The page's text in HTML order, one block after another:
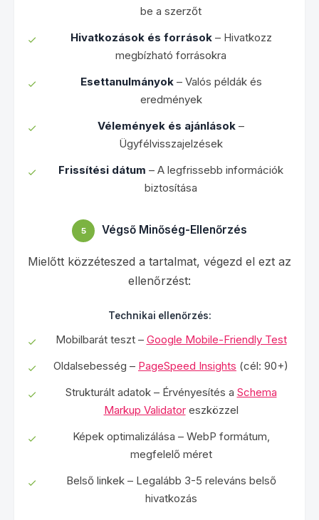
be a szerzőt
Hivatkozások és források– Hivatkozz
megbízható forrásokra
Esettanulmányok– Valós példák és
eredmények
Vélemények és ajánlások –
Ügyfélvisszajelzések
Frissítési dátum – A legfrissebb információk
biztosítása
5 Végső Minőség-Ellenőrzés
Mielőtt közzéteszed a tartalmat, végezd el ezt az
ellenőrzést:
Technikai ellenőrzés:
Mobilbarát teszt – Google Mobile-Friendly Test
Oldalsebesség – PageSpeed Insights (cél: 90+)
Strukturált adatok – Érvényesítés a Schema
Markup Validatoreszközzel
Képek optimalizálása – WebP formátum,
megfelelő méret
Belső linkek – Legalább 3-5 releváns belső
hivatkozás